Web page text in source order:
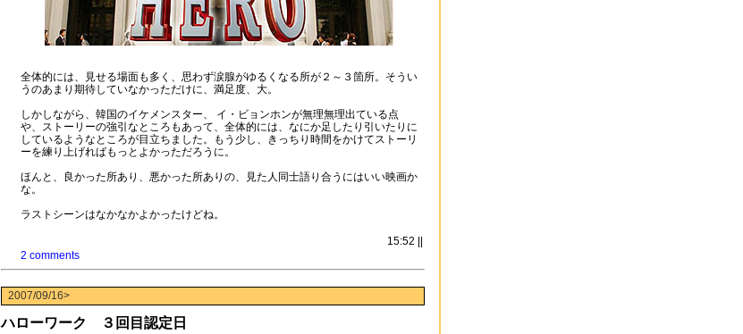
全体的には、見せる場面も多く、思わず涙腺がゆるくなる所が２～３箇所。そうい
うのあまり期待していなかっただけに、満足度、大。
しかしながら、韓国のイケメンスター、 イ・ビョンホンが無理無理出ている点
や、ストーリーの強引なところもあって、全体的には、なにか足したり引いたりに
しているようなところが目立ちました。もう少し、きっちり時間をかけてストーリ
ーを練り上げればもっとよかっただろうに。
ほんと、良かった所あり、悪かった所ありの、見た人同士語り合うにはいい映画か
な。
ラストシーンはなかなかよかったけどね。
15:52 ||
2 comments
2007/09/16>
ハローワーク ３回目認定日